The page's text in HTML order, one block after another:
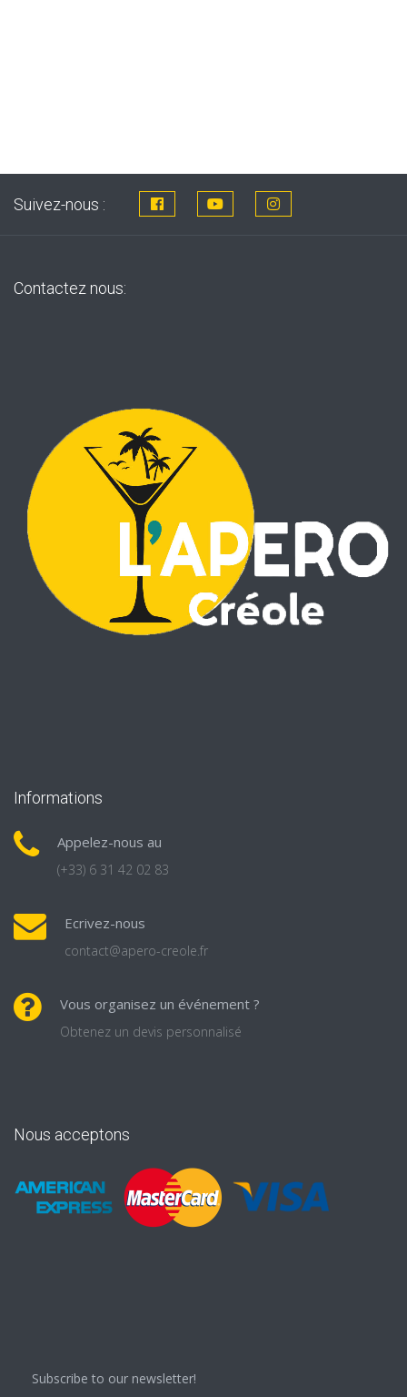
Suivez-nous :
Contactez nous:
Informations
Appelez-nous au
(+33) 6 31 42 02 83
Ecrivez-nous
contact@apero-creole.fr
Vous organisez un événement ?
Obtenez un devis personnalisé
Nous acceptons
Subscribe to our newsletter!